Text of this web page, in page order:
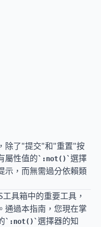
除了"提交"和"重置"按
屬性值的
:not()
選擇
示，而無需過分依賴類
具箱中的重要工具，
通過本指南，您現在掌
:not()
選擇器的知